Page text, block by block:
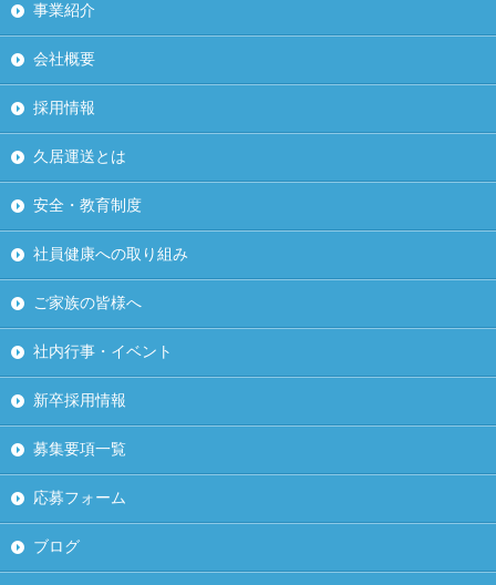
事業紹介
会社概要
採用情報
久居運送とは
安全・教育制度
社員健康への取り組み
ご家族の皆様へ
社内行事・イベント
新卒採用情報
募集要項一覧
応募フォーム
ブログ